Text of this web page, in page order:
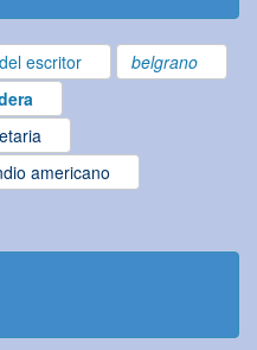
escritor
belgrano
americano